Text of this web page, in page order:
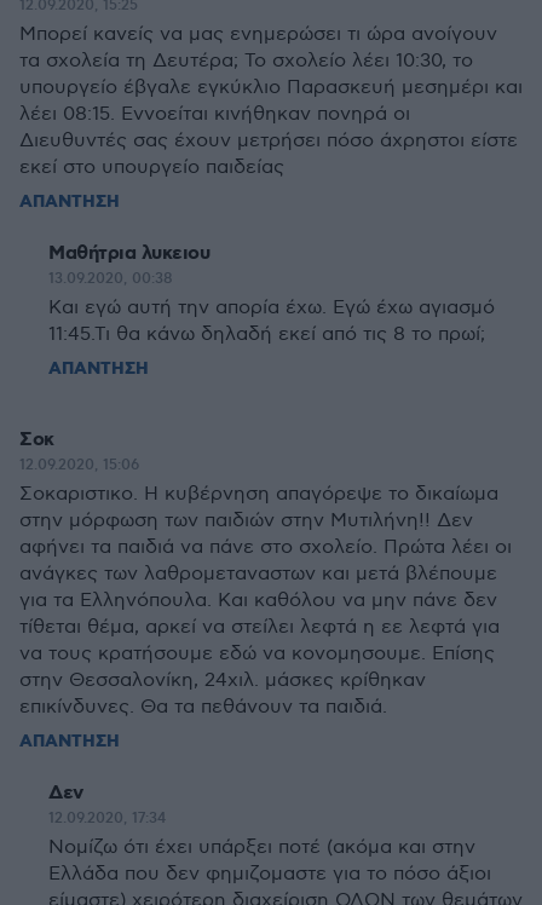
12.09.2020, 15:25
Μπορεί κανείς να μας ενημερώσει τι ώρα ανοίγουν
τα σχολεία τη Δευτέρα; Το σχολείο λέει 10:30, το
υπουργείο έβγαλε εγκύκλιο Παρασκευή μεσημέρι και
λέει 08:15. Εννοείται κινήθηκαν πονηρά οι
Διευθυντές σας έχουν μετρήσει πόσο άχρηστοι είστε
εκεί στο υπουργείο παιδείας
ΑΠΑΝΤΗΣΗ
Μαθήτρια λυκειου
13.09.2020, 00:38
Και εγώ αυτή την απορία έχω. Εγώ έχω αγιασμό
11:45.Τι θα κάνω δηλαδή εκεί από τις 8 το πρωί;
ΑΠΑΝΤΗΣΗ
Σοκ
12.09.2020, 15:06
Σοκαριστικο. Η κυβέρνηση απαγόρεψε το δικαίωμα
στην μόρφωση των παιδιών στην Μυτιλήνη!! Δεν
αφήνει τα παιδιά να πάνε στο σχολείο. Πρώτα λέει οι
ανάγκες των λαθρομεταναστων και μετά βλέπουμε
για τα Ελληνόπουλα. Και καθόλου να μην πάνε δεν
τίθεται θέμα, αρκεί να στείλει λεφτά η εε λεφτά για
να τους κρατήσουμε εδώ να κονομησουμε. Επίσης
στην Θεσσαλονίκη, 24χιλ. μάσκες κρίθηκαν
επικίνδυνες. Θα τα πεθάνουν τα παιδιά.
ΑΠΑΝΤΗΣΗ
Δεν
12.09.2020, 17:34
Νομίζω ότι έχει υπάρξει ποτέ (ακόμα και στην
Ελλάδα που δεν φημιζομαστε για το πόσο άξιοι